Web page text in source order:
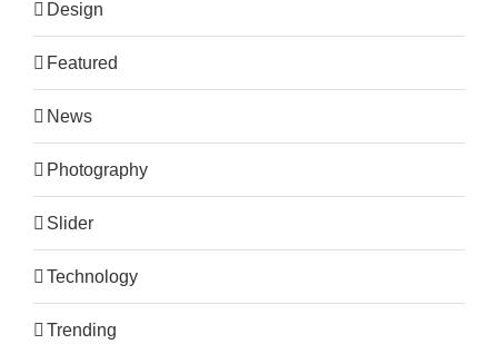
Design
Featured
News
Photography
Slider
Technology
Trending